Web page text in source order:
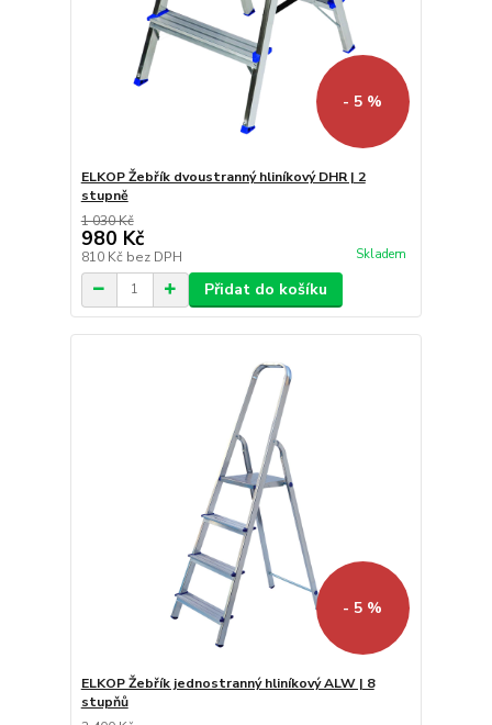
- 5 %
ELKOP Žebřík dvoustranný hliníkový DHR | 2
stupně
1 030 Kč
980 Kč
810 Kč bez DPH Skladem
Přidat do košíku
- 5 %
ELKOP Žebřík jednostranný hliníkový ALW | 8
stupňů